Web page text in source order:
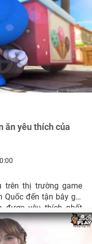
ăn yêu thích của
trên thị trường game
Quốc đến tận bây giờ
được yêu thích nhất